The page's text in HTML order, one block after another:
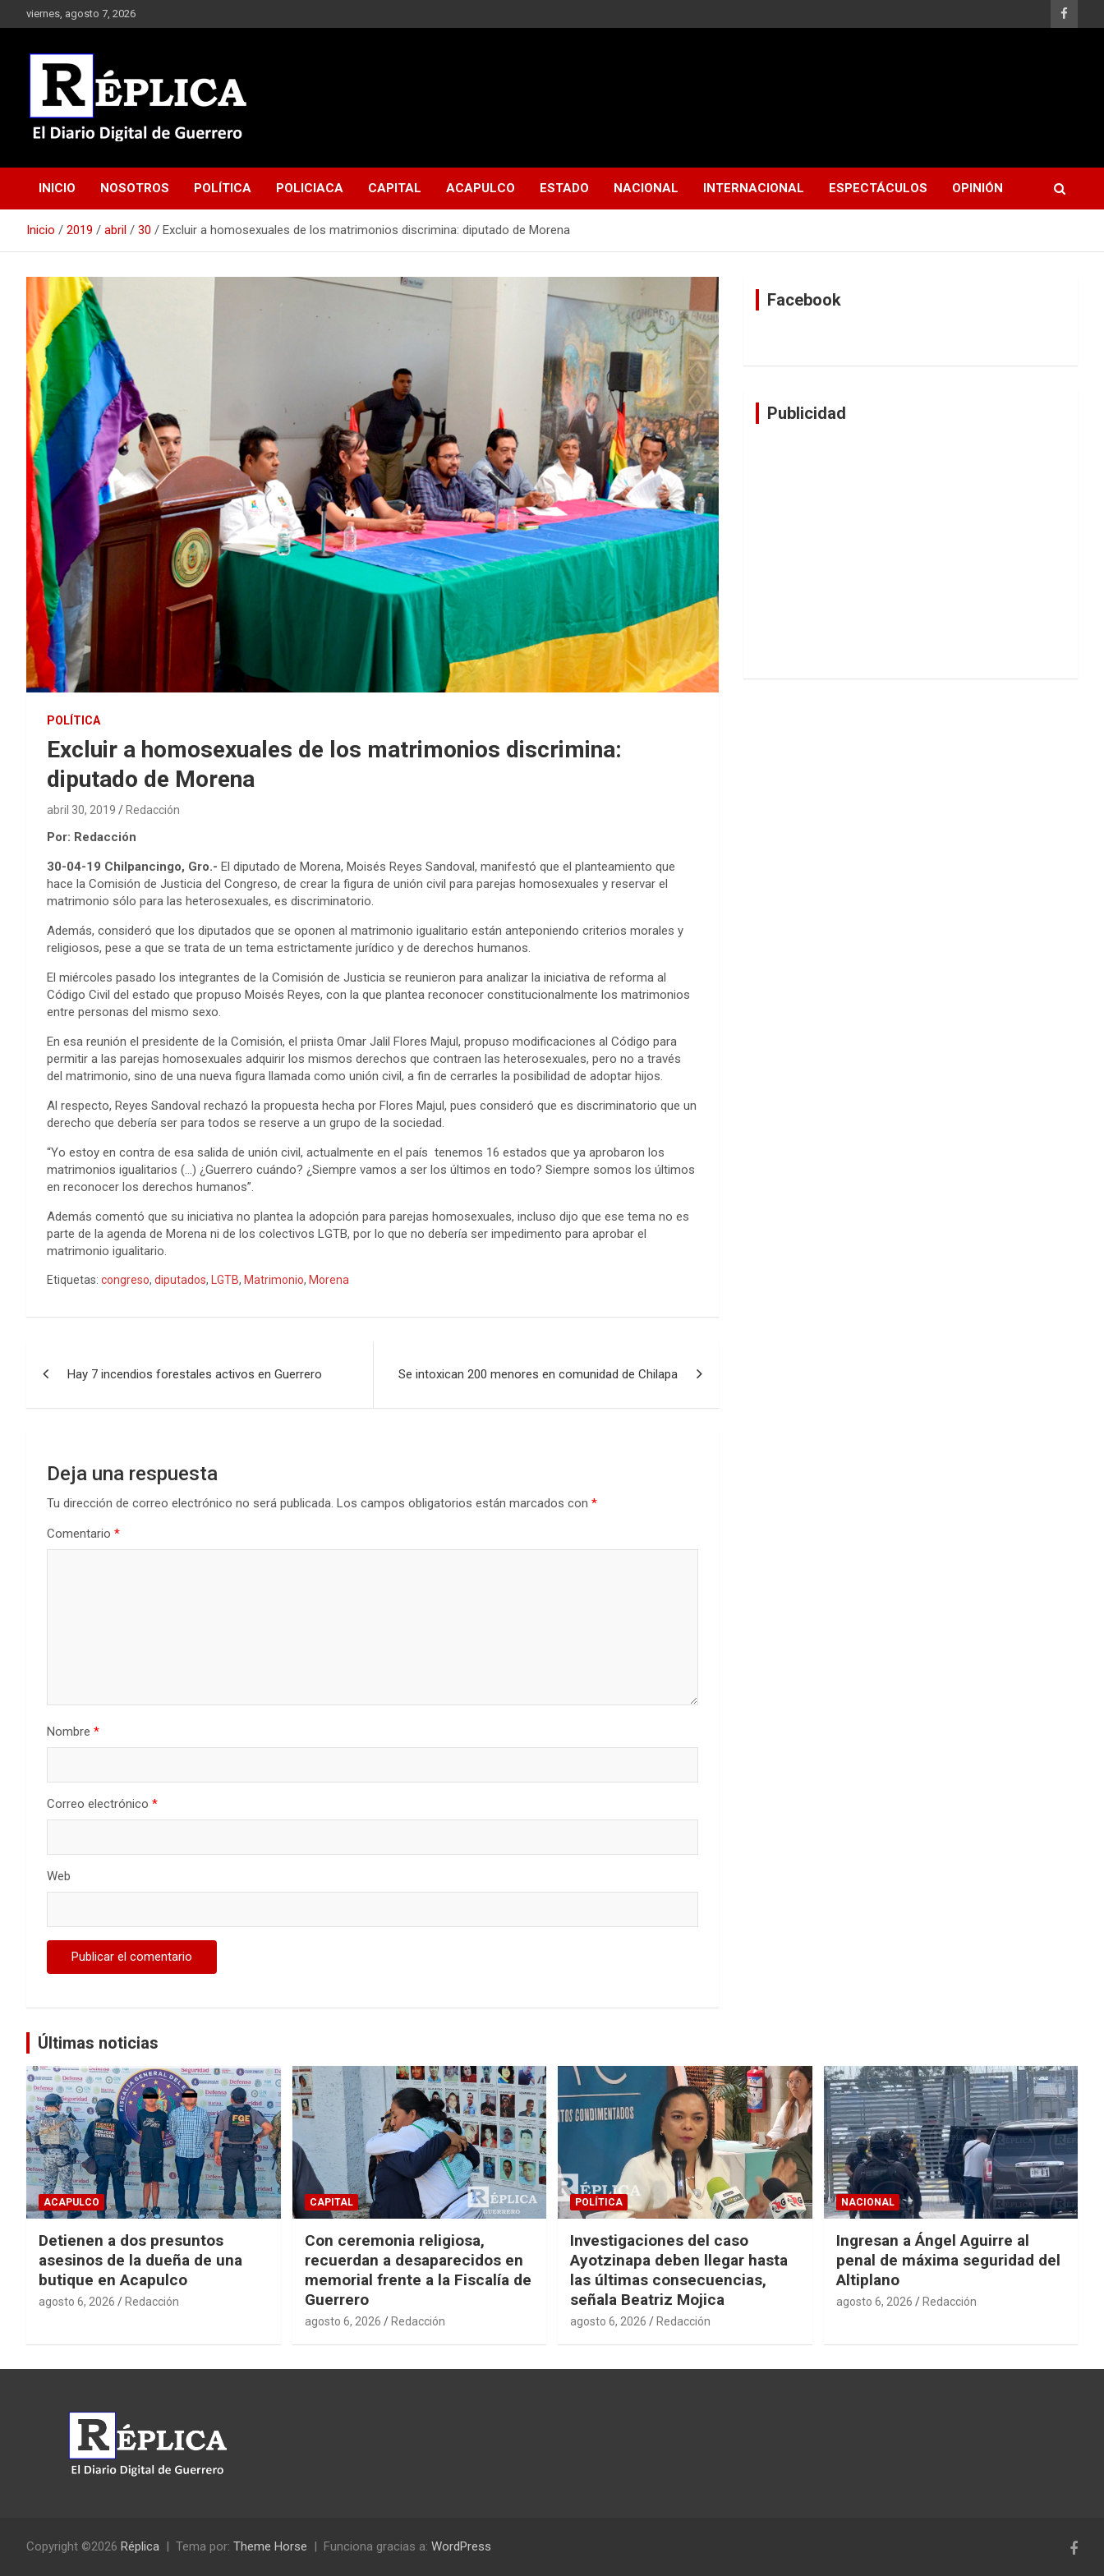
al
viernes, agosto 7, 2026
Réplica
INICIO NOSOTROS POLÍTICA POLICIACA CAPITAL ACAPULCO ESTADO NACIONAL INTERNACIONAL ESPECTÁCULOS OPINIÓN
Inicio 2019 abril 30 Excluir a homosexuales de los matrimonios discrimina: diputado de Morena
POLÍTICA
Excluir a homosexuales de los matrimonios discrimina:
diputado de Morena
abril 30, 2019 Redacción
Por: Redacción
30-04-19 Chilpancingo, Gro.- El diputado de Morena, Moisés Reyes Sandoval, manifestó que el planteamiento que
hace la Comisión de Justicia del Congreso, de crear la figura de unión civil para parejas homosexuales y reservar el
matrimonio sólo para las heterosexuales, es discriminatorio.
Además, consideró que los diputados que se oponen al matrimonio igualitario están anteponiendo criterios morales y
religiosos, pese a que se trata de un tema estrictamente jurídico y de derechos humanos.
El miércoles pasado los integrantes de la Comisión de Justicia se reunieron para analizar la iniciativa de reforma al
Código Civil del estado que propuso Moisés Reyes, con la que plantea reconocer constitucionalmente los matrimonios
entre personas del mismo sexo.
En esa reunión el presidente de la Comisión, el priista Omar Jalil Flores Majul, propuso modificaciones al Código para
permitir a las parejas homosexuales adquirir los mismos derechos que contraen las heterosexuales, pero no a través
del matrimonio, sino de una nueva figura llamada como unión civil, a fin de cerrarles la posibilidad de adoptar hijos.
Al respecto, Reyes Sandoval rechazó la propuesta hecha por Flores Majul, pues consideró que es discriminatorio que un
derecho que debería ser para todos se reserve a un grupo de la sociedad.
“Yo estoy en contra de esa salida de unión civil, actualmente en el país tenemos 16 estados que ya aprobaron los
matrimonios igualitarios (…) ¿Guerrero cuándo? ¿Siempre vamos a ser los últimos en todo? Siempre somos los últimos
en reconocer los derechos humanos”.
Además comentó que su iniciativa no plantea la adopción para parejas homosexuales, incluso dijo que ese tema no es
parte de la agenda de Morena ni de los colectivos LGTB, por lo que no debería ser impedimento para aprobar el
matrimonio igualitario.
Etiquetas: congreso, diputados, LGTB, Matrimonio, Morena
Hay 7 incendios forestales activos en Guerrero Se intoxican 200 menores en comunidad de Chilapa
Deja una respuesta
Tu dirección de correo electrónico no será publicada. Los campos obligatorios están marcados con *
Comentario *
Nombre *
Correo electrónico *
Web
Facebook
Publicidad
Últimas noticias
ACAPULCO
Detienen a dos presuntos
asesinos de la dueña de una
butique en Acapulco
agosto 6, 2026 Redacción
CAPITAL
Con ceremonia religiosa,
recuerdan a desaparecidos en
memorial frente a la Fiscalía de
Guerrero
agosto 6, 2026 Redacción
POLÍTICA
Investigaciones del caso
Ayotzinapa deben llegar hasta
las últimas consecuencias,
señala Beatriz Mojica
agosto 6, 2026 Redacción
NACIONAL
Ingresan a Ángel Aguirre al
penal de máxima seguridad del
Altiplano
agosto 6, 2026 Redacción
Copyright ©2026 Réplica Tema por: Theme Horse Funciona gracias a: WordPress